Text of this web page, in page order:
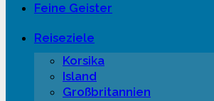
Feine Geister
Reiseziele
Korsika
Island
Großbritannien